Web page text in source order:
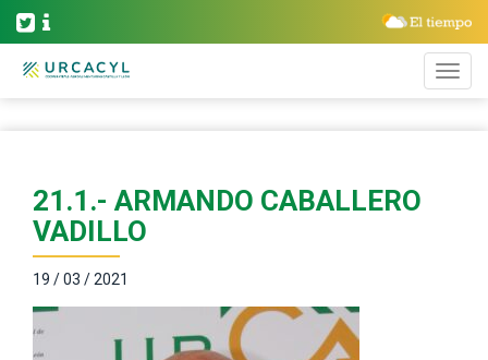
21.1.- ARMANDO CABALLERO
VADILLO
19 / 03 / 2021